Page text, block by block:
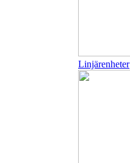
Linjärenheter